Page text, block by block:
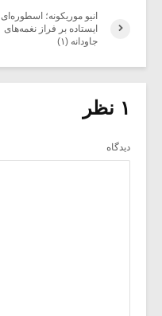
انیو موریکونه؛ اسطوره‌ای
ایستاده بر فراز نغمه‌های
جاودانه (۱)
۱ نظر
دیدگاه